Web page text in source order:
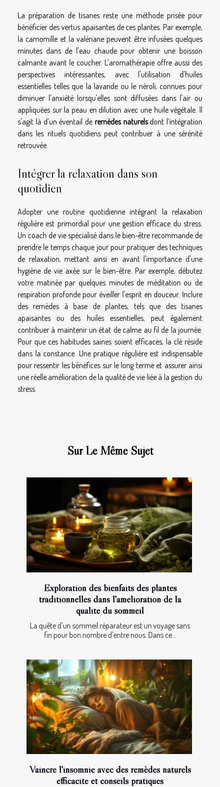
La préparation de tisanes reste une méthode prisée pour
bénéficier des vertus apaisantes de ces plantes. Par exemple,
la camomille et la valériane peuvent être infusées quelques
minutes dans de l'eau chaude pour obtenir une boisson
calmante avant le coucher. L'aromathérapie offre aussi des
perspectives intéressantes, avec l'utilisation d'huiles
essentielles telles que la lavande ou le néroli, connues pour
diminuer l'anxiété lorsqu'elles sont diffusées dans l'air ou
appliquées sur la peau en dilution avec une huile végétale. Il
s'agit là d'un éventail de remèdes naturelsdont l’intégration
dans les rituels quotidiens peut contribuer à une sérénité
retrouvée.
Intégrer la relaxation dans son
quotidien
Adopter une routine quotidienne intégrant la relaxation
régulière est primordial pour une gestion efficace du stress.
Un coach de vie spécialisé dans le bien-être recommande de
prendre le temps chaque jour pour pratiquer des techniques
de relaxation, mettant ainsi en avant l'importance d'une
hygiène de vie axée sur le bien-être. Par exemple, débutez
votre matinée par quelques minutes de méditation ou de
respiration profonde pour éveiller l'esprit en douceur. Inclure
des remèdes à base de plantes, tels que des tisanes
apaisantes ou des huiles essentielles, peut également
contribuer à maintenir un état de calme au fil de la journée.
Pour que ces habitudes saines soient efficaces, la clé réside
dans la constance. Une pratique régulière est indispensable
pour ressentir les bénéfices sur le long terme et assurer ainsi
une réelle amélioration de la qualité de vie liée à la gestion du
stress.
Sur Le Même Sujet
Exploration des bienfaits des plantes
traditionnelles dans l'amélioration de la
qualité du sommeil
La quête d'un sommeil réparateur est un voyage sans
fin pour bon nombre d'entre nous. Dans ce...
Vaincre l'insomnie avec des remèdes naturels
efficacité et conseils pratiques